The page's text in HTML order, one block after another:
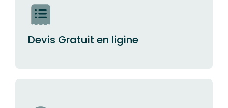
Devis Gratuit en ligine